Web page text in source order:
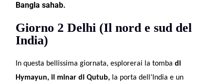
Bangla sahab.
Giorno 2 Delhi (Il nord e sud del
India)
In questa bellissima giornata, esplorerai la tombadi
Hymayun, il minar di Qutub, la porta dell’India e un